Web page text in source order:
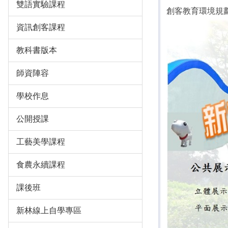
雙語實驗課程
資訊創客課程
教科書版本
師資陣容
學校作息
公開授課
工藝美學課程
食農永續課程
課後班
新林線上自學專區
創客教育環境規